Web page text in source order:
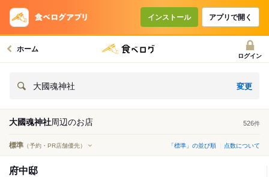
インストール アプリで開く
ホーム
ログイン
大國魂神社 変更
大國魂神社周辺のお店 526件
標準 （予約・PR店舗優先） 「標準」の並び順 点数について
府中邸